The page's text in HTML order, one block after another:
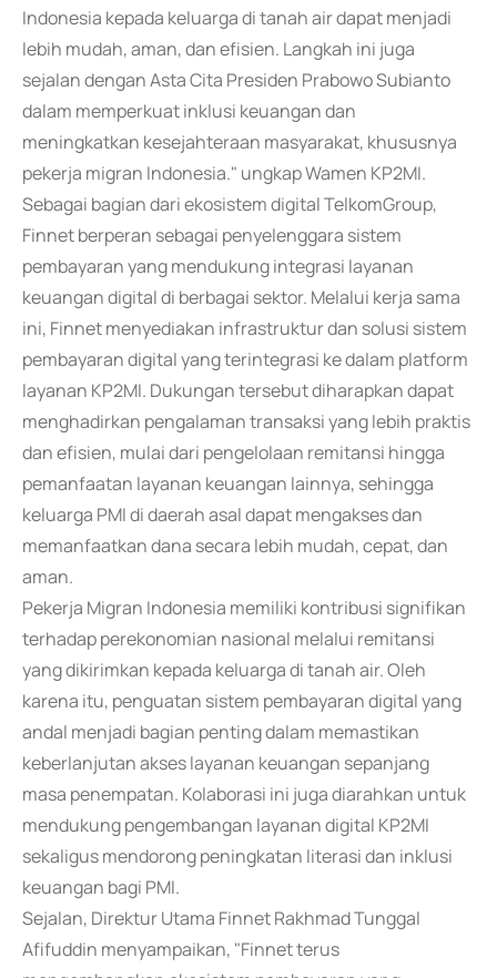
Indonesia kepada keluarga di tanah air dapat menjadi
lebih mudah, aman, dan efisien. Langkah ini juga
sejalan dengan Asta Cita Presiden Prabowo Subianto
dalam memperkuat inklusi keuangan dan
meningkatkan kesejahteraan masyarakat, khususnya
pekerja migran Indonesia." ungkap Wamen KP2MI.
Sebagai bagian dari ekosistem digital TelkomGroup,
Finnet berperan sebagai penyelenggara sistem
pembayaran yang mendukung integrasi layanan
keuangan digital di berbagai sektor. Melalui kerja sama
ini, Finnet menyediakan infrastruktur dan solusi sistem
pembayaran digital yang terintegrasi ke dalam platform
layanan KP2MI. Dukungan tersebut diharapkan dapat
menghadirkan pengalaman transaksi yang lebih praktis
dan efisien, mulai dari pengelolaan remitansi hingga
pemanfaatan layanan keuangan lainnya, sehingga
keluarga PMI di daerah asal dapat mengakses dan
memanfaatkan dana secara lebih mudah, cepat, dan
aman.
Pekerja Migran Indonesia memiliki kontribusi signifikan
terhadap perekonomian nasional melalui remitansi
yang dikirimkan kepada keluarga di tanah air. Oleh
karena itu, penguatan sistem pembayaran digital yang
andal menjadi bagian penting dalam memastikan
keberlanjutan akses layanan keuangan sepanjang
masa penempatan. Kolaborasi ini juga diarahkan untuk
mendukung pengembangan layanan digital KP2MI
sekaligus mendorong peningkatan literasi dan inklusi
keuangan bagi PMI.
Sejalan, Direktur Utama Finnet Rakhmad Tunggal
Afifuddin menyampaikan, "Finnet terus